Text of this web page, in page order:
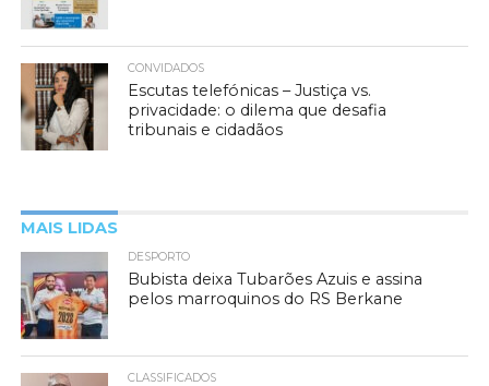
CONVIDADOS
Escutas telefónicas – Justiça vs.
privacidade: o dilema que desafia
tribunais e cidadãos
MAIS LIDAS
DESPORTO
Bubista deixa Tubarões Azuis e assina
pelos marroquinos do RS Berkane
CLASSIFICADOS